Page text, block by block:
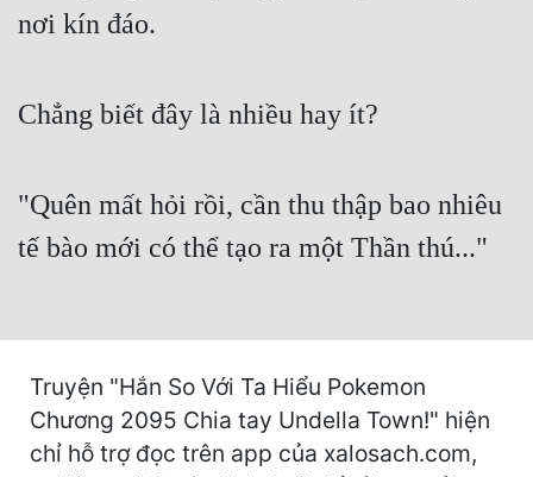
Cổ Tiên Hiệp
Du Hí
Dị Giới
Góc Nhìn Nữ
Huyền Huyễn
nơi kín đáo.
Chẳng biết đây là nhiều hay ít?
"Quên mất hỏi rồi, cần thu thập bao nhiêu
tế bào mới có thể tạo ra một Thần thú..."
Truyện "Hắn So Với Ta Hiểu Pokemon
Chương 2095 Chia tay Undella Town!" hiện
chỉ hỗ trợ đọc trên app của xalosach.com,